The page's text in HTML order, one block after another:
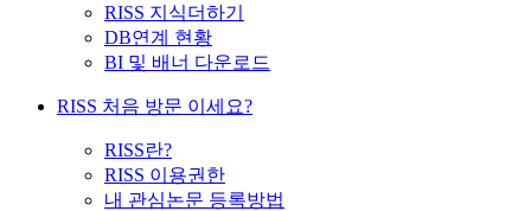
RISS 지식더하기
DB연계 현황
BI 및 배너 다운로드
RISS 처음 방문 이세요?
RISS란?
RISS 이용권한
내 관심논문 등록방법